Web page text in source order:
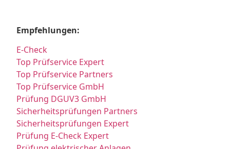
Empfehlungen:
E-Check
Top Prüfservice Expert
Top Prüfservice Partners
Top Prüfservice GmbH
Prüfung DGUV3 GmbH
Sicherheitsprüfungen Partners
Sicherheitsprüfungen Expert
Prüfung E-Check Expert